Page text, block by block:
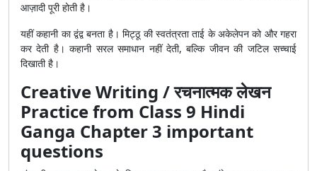
आज़ादी पूरी होती है।
यहीं कहानी का द्वंद्व बनता है। मिट्ठू की स्वतंत्रता ताई के अकेलेपन को और गहरा
कर देती है। कहानी सरल समाधान नहीं देती, बल्कि जीवन की जटिल सच्चाई
दिखाती है।
Creative Writing / रचनात्मक लेखन
Practice from Class 9 Hindi
Ganga Chapter 3 important
questions